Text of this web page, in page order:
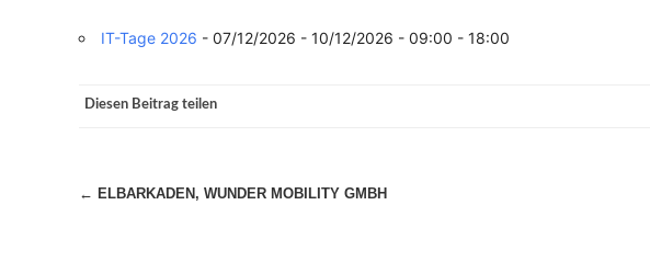
IT-Tage 2026 - 07/12/2026 - 10/12/2026 - 09:00 - 18:00
Diesen Beitrag teilen
Beitragsnavigation
← ELBARKADEN, WUNDER MOBILITY GMBH